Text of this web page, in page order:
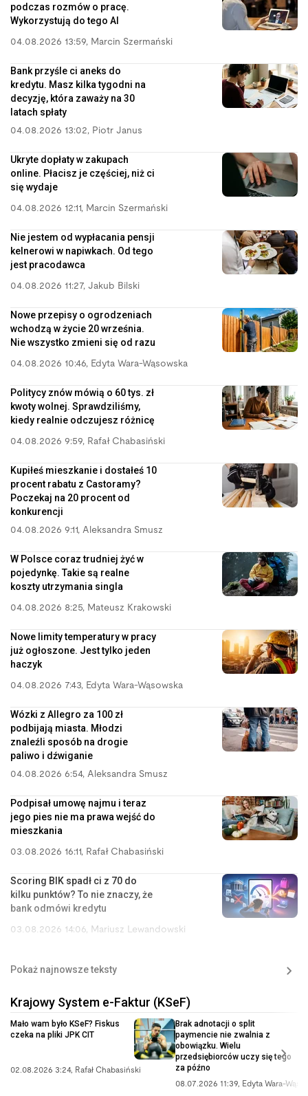
podczas rozmów o pracę.
Wykorzystują do tego AI
04.08.2026 13:59, Marcin Szermański
Bank przyśle ci aneks do
kredytu. Masz kilka tygodni na
decyzję, która zaważy na 30
latach spłaty
04.08.2026 13:02, Piotr Janus
Ukryte dopłaty w zakupach
online. Płacisz je częściej, niż ci
się wydaje
04.08.2026 12:11, Marcin Szermański
Nie jestem od wypłacania pensji
kelnerowi w napiwkach. Od tego
jest pracodawca
04.08.2026 11:27, Jakub Bilski
Nowe przepisy o ogrodzeniach
wchodzą w życie 20 września.
Nie wszystko zmieni się od razu
04.08.2026 10:46, Edyta Wara-Wąsowska
Politycy znów mówią o 60 tys. zł
kwoty wolnej. Sprawdziliśmy,
kiedy realnie odczujesz różnicę
04.08.2026 9:59, Rafał Chabasiński
Kupiłeś mieszkanie i dostałeś 10
procent rabatu z Castoramy?
Poczekaj na 20 procent od
konkurencji
04.08.2026 9:11, Aleksandra Smusz
W Polsce coraz trudniej żyć w
pojedynkę. Takie są realne
koszty utrzymania singla
04.08.2026 8:25, Mateusz Krakowski
Nowe limity temperatury w pracy
już ogłoszone. Jest tylko jeden
haczyk
04.08.2026 7:43, Edyta Wara-Wąsowska
Wózki z Allegro za 100 zł
podbijają miasta. Młodzi
znaleźli sposób na drogie
paliwo i dźwiganie
04.08.2026 6:54, Aleksandra Smusz
Podpisał umowę najmu i teraz
jego pies nie ma prawa wejść do
mieszkania
03.08.2026 16:11, Rafał Chabasiński
Scoring BIK spadł ci z 70 do
kilku punktów? To nie znaczy, że
bank odmówi kredytu
03.08.2026 14:06 Mariusz Lewandowski
Pokaż najnowsze teksty
Krajowy System e-Faktur (KSeF)
Mało wam było KSeF? Fiskus
czeka na pliki JPK CIT
02.08.2026 3:24, Rafał Chabasiński
Brak adnotacji o split
paymencie nie zwalnia z
obowiązku. Wielu
przedsiębiorców uczy się tego
za późno
08.07.2026 11:39, Edyta Wara-